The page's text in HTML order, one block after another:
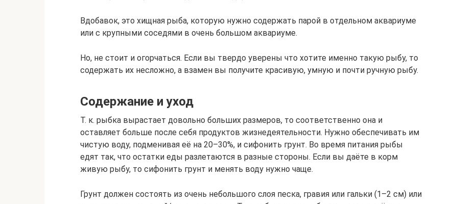
Вдобавок, это хищная рыба, которую нужно содержать парой в отдельном аквариуме
или с крупными соседями в очень большом аквариуме.
Но, не стоит и огорчаться. Если вы твердо уверены что хотите именно такую рыбу, то
содержать их несложно, а взамен вы получите красивую, умную и почти ручную рыбу.
Содержание и уход
Т. к. рыбка вырастает довольно больших размеров, то соответственно она и
оставляет больше после себя продуктов жизнедеятельности. Нужно обеспечивать им
чистую воду, подменивая её на 20–30%, и сифонить грунт. Во время питания рыбы
едят так, что остатки еды разлетаются в разные стороны. Если вы даёте в корм
живую рыбу, то сифонить грунт и менять воду нужно чаще.
Грунт должен состоять из очень небольшого слоя песка, гравия или гальки (1–2 см) или